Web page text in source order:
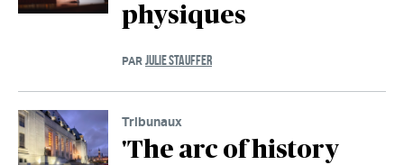
physiques
PAR JULIE STAUFFER
Tribunaux
'The arc of history